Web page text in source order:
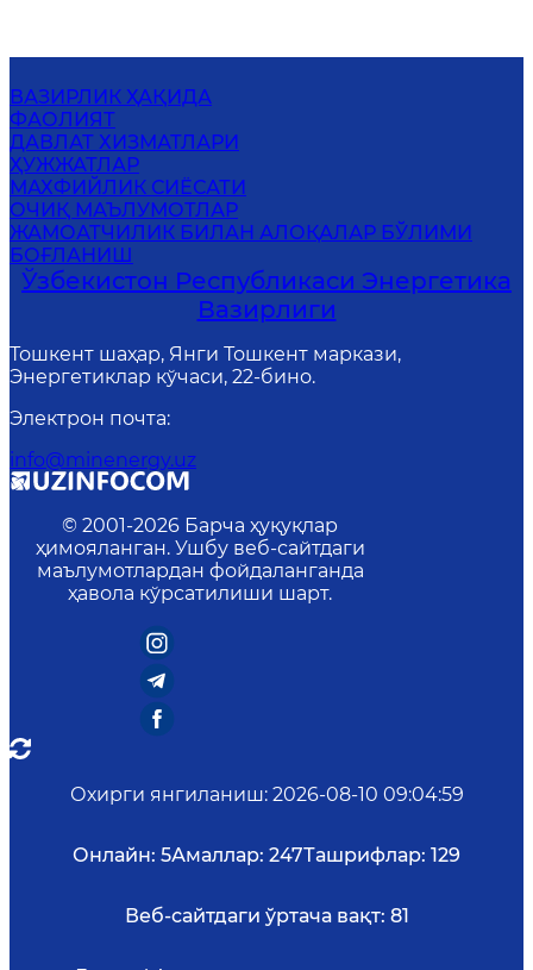
ВАЗИРЛИК ҲАҚИДА
ФАОЛИЯТ
ДАВЛАТ ХИЗМАТЛАРИ
ҲУЖЖАТЛАР
МАХФИЙЛИК СИЁСАТИ
ОЧИҚ МАЪЛУМОТЛАР
ЖАМОАТЧИЛИК БИЛАН АЛОҚАЛАР БЎЛИМИ
БОҒЛАНИШ
Ўзбекистон Республикаси Энергетика
Вазирлиги
Тошкент шаҳар, Янги Тошкент маркази,
Энергетиклар кўчаси, 22-бино.
Электрон почта:
info@minenergy.uz
© 2001-2026 Барча ҳуқуқлар
ҳимояланган. Ушбу веб-сайтдаги
маълумотлардан фойдаланганда
ҳавола кўрсатилиши шарт.
Охирги янгиланиш: 2026-08-10 09:04:59
Онлайн: 5Амаллар: 247Ташрифлар: 129
Веб-сайтдаги ўртача вақт: 81